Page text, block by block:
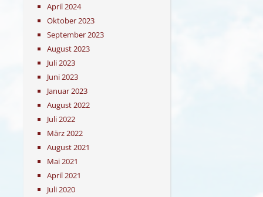
April 2024
Oktober 2023
September 2023
August 2023
Juli 2023
Juni 2023
Januar 2023
August 2022
Juli 2022
März 2022
August 2021
Mai 2021
April 2021
Juli 2020